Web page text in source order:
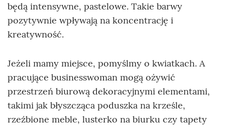
będą intensywne, pastelowe. Takie barwy
pozytywnie wpływają na koncentrację i
kreatywność.
Jeżeli mamy miejsce, pomyślmy o kwiatkach. A
pracujące businesswoman mogą ożywić
przestrzeń biurową dekoracyjnymi elementami,
takimi jak błyszcząca poduszka na krześle,
rzeźbione meble, lusterko na biurku czy tapety